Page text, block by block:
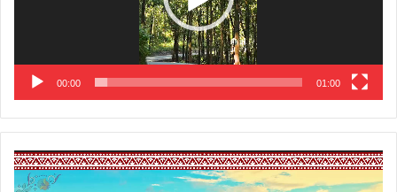
00:00 01:00
Video
Player